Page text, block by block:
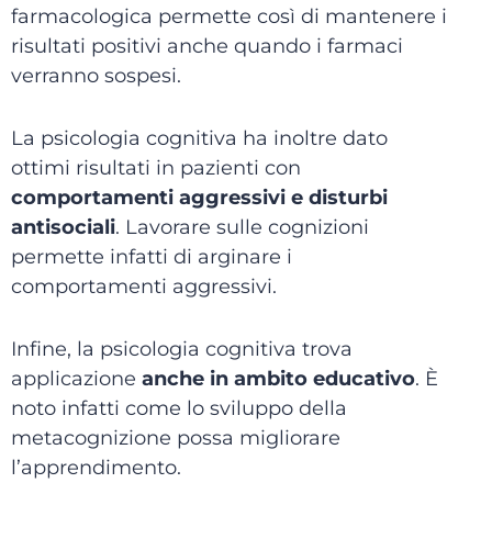
farmacologica permette così di mantenere i
risultati positivi anche quando i farmaci
verranno sospesi.
La psicologia cognitiva ha inoltre dato
ottimi risultati in pazienti con
comportamenti aggressivi e disturbi
antisociali. Lavorare sulle cognizioni
permette infatti di arginare i
comportamenti aggressivi.
Infine, la psicologia cognitiva trova
applicazione anche in ambito educativo. È
noto infatti come lo sviluppo della
metacognizione possa migliorare
l’apprendimento.